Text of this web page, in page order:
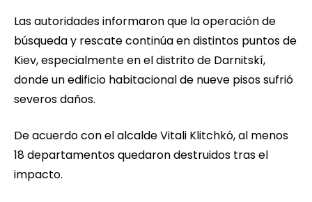
Las autoridades informaron que la operación de
búsqueda y rescate continúa en distintos puntos de
Kiev, especialmente en el distrito de Darnitskí,
donde un edificio habitacional de nueve pisos sufrió
severos daños.
De acuerdo con el alcalde Vitali Klitchkó, al menos
18 departamentos quedaron destruidos tras el
impacto.